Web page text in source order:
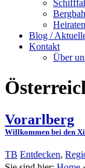
Blog /
Kontakt
Über
Vorarlberg
Willkommen bei den
TB Entdecken,